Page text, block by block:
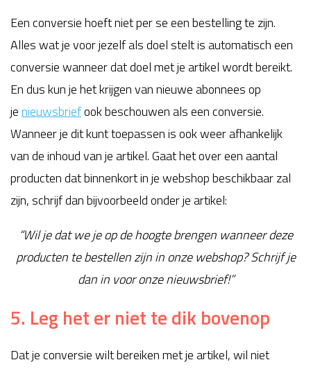
Een conversie hoeft niet per se een bestelling te zijn.
Alles wat je voor jezelf als doel stelt is automatisch een
conversie wanneer dat doel met je artikel wordt bereikt.
En dus kun je het krijgen van nieuwe abonnees op
jenieuwsbriefook beschouwen als een conversie.
Wanneer je dit kunt toepassen is ook weer afhankelijk
van de inhoud van je artikel. Gaat het over een aantal
producten dat binnenkort in je webshop beschikbaar zal
zijn, schrijf dan bijvoorbeeld onder je artikel:
“Wil je dat we je op de hoogte brengen wanneer deze
producten te bestellen zijn in onze webshop? Schrijf je
dan in voor onze nieuwsbrief!”
5. Leg het er niet te dik bovenop
Dat je conversie wilt bereiken met je artikel, wil niet